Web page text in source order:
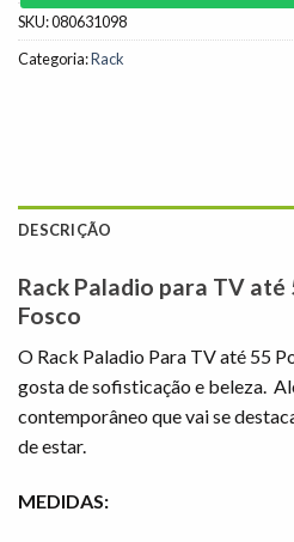
SKU:080631098
Categoria:Rack
DESCRIÇÃO
Rack Paladio para TV
Fosco
O Rack Paladio Para TV até 55
gosta de sofisticação e beleza.
contemporâneo que vai se
de estar.
MEDIDAS: